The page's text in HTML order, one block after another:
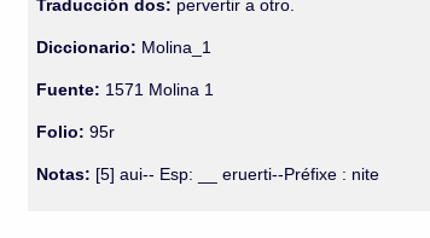
Traducción dos: pervertir a otro.
Diccionario: Molina_1
Fuente: 1571 Molina 1
Folio: 95r
Notas: [5] aui-- Esp: __ eruerti--Préfixe : nite